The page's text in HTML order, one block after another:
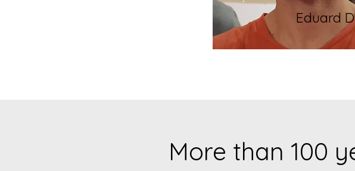
Eduard
More than 100